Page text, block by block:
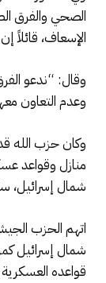
الصحي والفرق
الإسعاف، قائلاً
وقال: “ندعو
وعدم التعاون
منازل وقواعد
شمال إسرائيل،
اتهم الحزب
شمال إسرائيل
قواعده